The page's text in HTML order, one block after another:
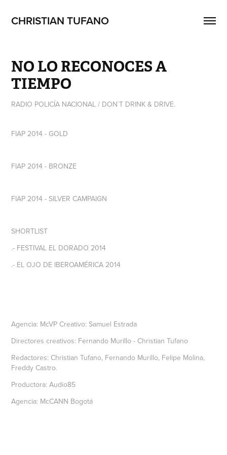
CHRISTIAN TUFANO
NO LO RECONOCES A
TIEMPO
FIAP 2014 - GOLD
FIAP 2014 - BRONZE
FIAP 2014 - SILVER CAMPAIGN
SHORTLIST
.- FESTIVAL EL DORADO 2014
.- EL OJO DE IBEROAMÉRICA 2014
Agencia: McVP Creativo: Samuel Estrada
Directores creativos: Fernando Murillo - Christian Tufano
Redactores: Christian Tufano, Fernando Murillo, Felipe Molina,
Freddy Castro.
Productora: Audio85
Agencia: McCANN Bogotá